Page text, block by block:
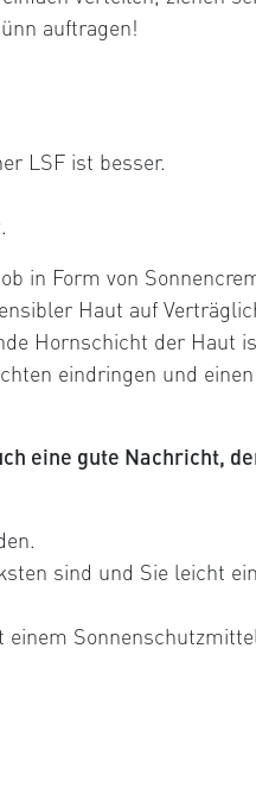
auftragen!
LSF ist besser.
in Form von
Haut auf
Hornschicht der Haut
eindringen und
eine gute Nachricht,
sind und Sie leicht